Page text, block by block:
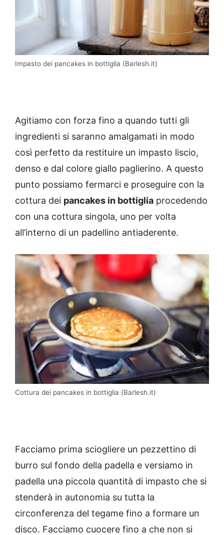
Impasto dei pancakes in bottiglia (Barlesh.it)
Agitiamo con forza fino a quando tutti gli
ingredienti si saranno amalgamati in modo
così perfetto da restituire un impasto liscio,
denso e dal colore giallo paglierino. A questo
punto possiamo fermarci e proseguire con la
cottura dei pancakes in bottiglia procedendo
con una cottura singola, uno per volta
all’interno di un padellino antiaderente.
Cottura dei pancakes in bottiglia (Barlesh.it)
Facciamo prima sciogliere un pezzettino di
burro sul fondo della padella e versiamo in
padella una piccola quantità di impasto che si
stenderà in autonomia su tutta la
circonferenza del tegame fino a formare un
disco. Facciamo cuocere fino a che non si